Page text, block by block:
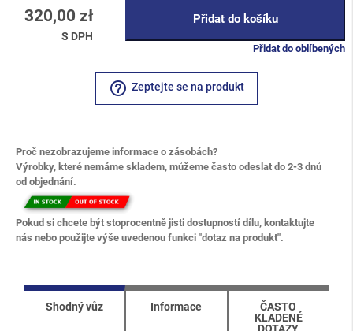
320,00 zł
S DPH
Přidat do košíku
Přidat do oblíbených
help_outline Zeptejte se na produkt
Proč nezobrazujeme informace o zásobách?
Výrobky, které nemáme skladem, můžeme často odeslat do 2-3 dnů
od objednání.
Pokud si chcete být stoprocentně jisti dostupností dílu, kontaktujte
nás nebo použijte výše uvedenou funkci "dotaz na produkt".
Shodný vůz Informace
ČASTO
KLADENÉ